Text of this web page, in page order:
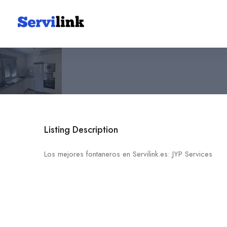
JYP Services
Listing Description
Los mejores fontaneros en Servilink.es: JYP Services